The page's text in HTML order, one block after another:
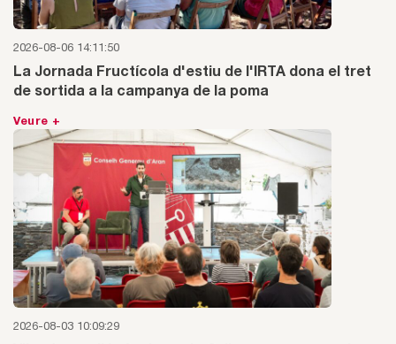
2026-08-06 14:11:50
La Jornada Fructícola d'estiu de l'IRTA dona el tret
de sortida a la campanya de la poma
Veure +
2026-08-03 10:09:29